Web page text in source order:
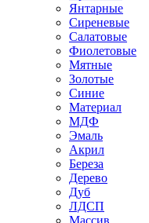
Янтарные
Сиреневые
Салатовые
Фиолетовые
Мятные
Золотые
Синие
Материал
МДФ
Эмаль
Акрил
Береза
Дерево
Дуб
ЛДСП
Массив